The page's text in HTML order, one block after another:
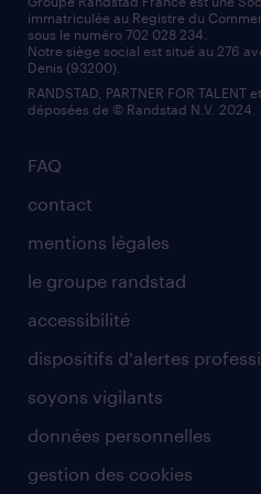
comptable
FAQ
contact
mentions légales
le groupe randstad
accessibilité
dispositifs d'alertes
soyons vigilants
données personnelles
gestion des cookies
immatriculée au Registre du
sous le numéro 702 028 234.
Notre siège social est situé au 276
Denis (93200).
RANDSTAD, PARTNER FOR TALENT et
déposées de © Randstad N.V. 2024.